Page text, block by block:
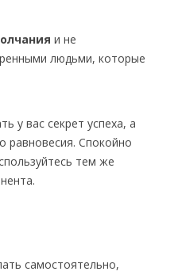
и не
людьми, которые
у вас секрет успеха, а
равновесия. Спокойно
тем же
самостоятельно,